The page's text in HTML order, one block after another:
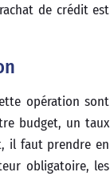
de crédit est
opération sont
budget, un taux
il faut prendre en
obligatoire, les